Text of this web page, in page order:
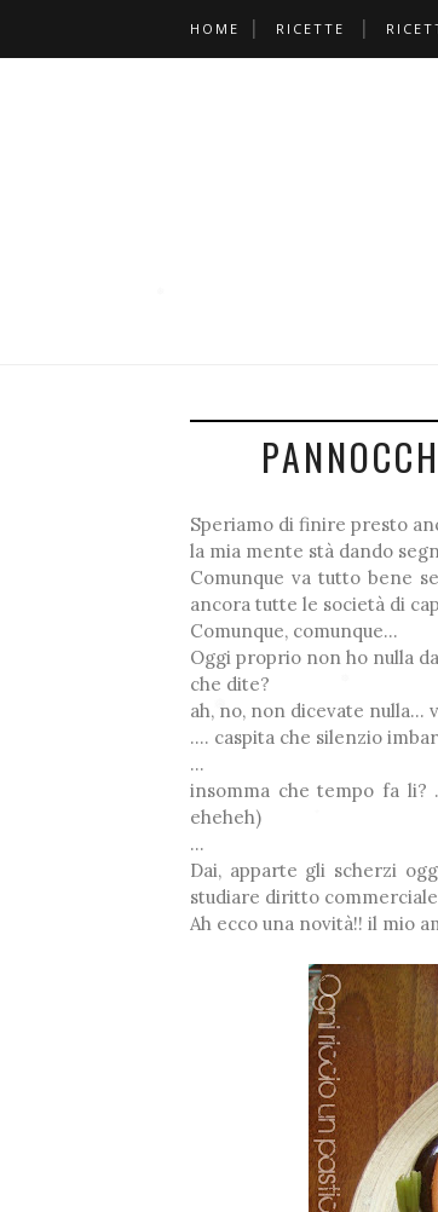
HOME RICETTE
Speriamo di finire presto
la mia mente stà dando
Comunque va tutto bene
ancora tutte le società di
Comunque, comunque...
Oggi proprio non ho nulla
che dite?
ah, no, non dicevate nulla...
.... caspita che silenzio
...
insomma che tempo fa li?
eheheh)
...
Dai, apparte gli scherzi
studiare diritto
Ah ecco una novità!! il mio
❅
❅
*